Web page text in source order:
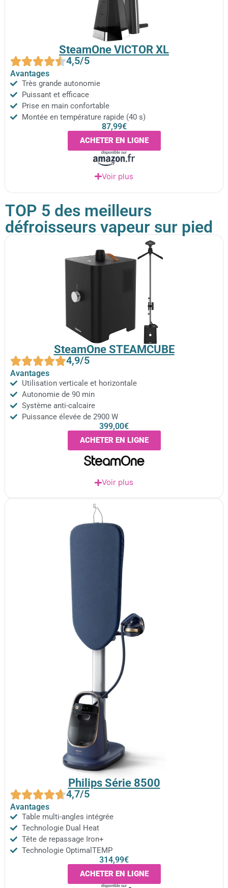
SteamOne VICTOR XL
4,5/5
Avantages
Très grande autonomie
Puissant et efficace
Prise en main confortable
Montée en température rapide (40 s)
87,99€
ACHETER EN LIGNE
Voir plus
TOP 5 des meilleurs
défroisseurs vapeur sur pied
SteamOne STEAMCUBE
4,9/5
Avantages
Utilisation verticale et horizontale
Autonomie de 90 min
Système anti-calcaire
Puissance élevée de 2900 W
399,00€
ACHETER EN LIGNE
Voir plus
Philips Série 8500
4,7/5
Avantages
Table multi-angles intégrée
Technologie Dual Heat
Tête de repassage Iron+
Technologie OptimalTEMP
314,99€
ACHETER EN LIGNE